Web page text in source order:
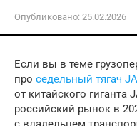
Опубликовано: 25.02.2026
Если вы в теме
про седельный тягач
от китайского
российский рынок в